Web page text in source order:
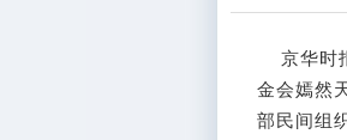
京华时
金会嫣然
部民间组